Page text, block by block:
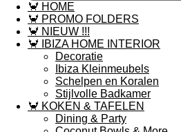
🦀 HOME
🦀 PROMO FOLDERS
🦀 NIEUW !!!
🦀 IBIZA HOME INTERIOR
Decoratie
Ibiza Kleinmeubels
Schelpen en Koralen
Stijlvolle Badkamer
🦀 KOKEN & TAFELEN
Dining & Party